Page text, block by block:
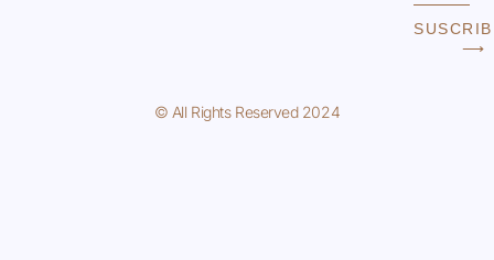
⟶
© All Rights Reserved 2024